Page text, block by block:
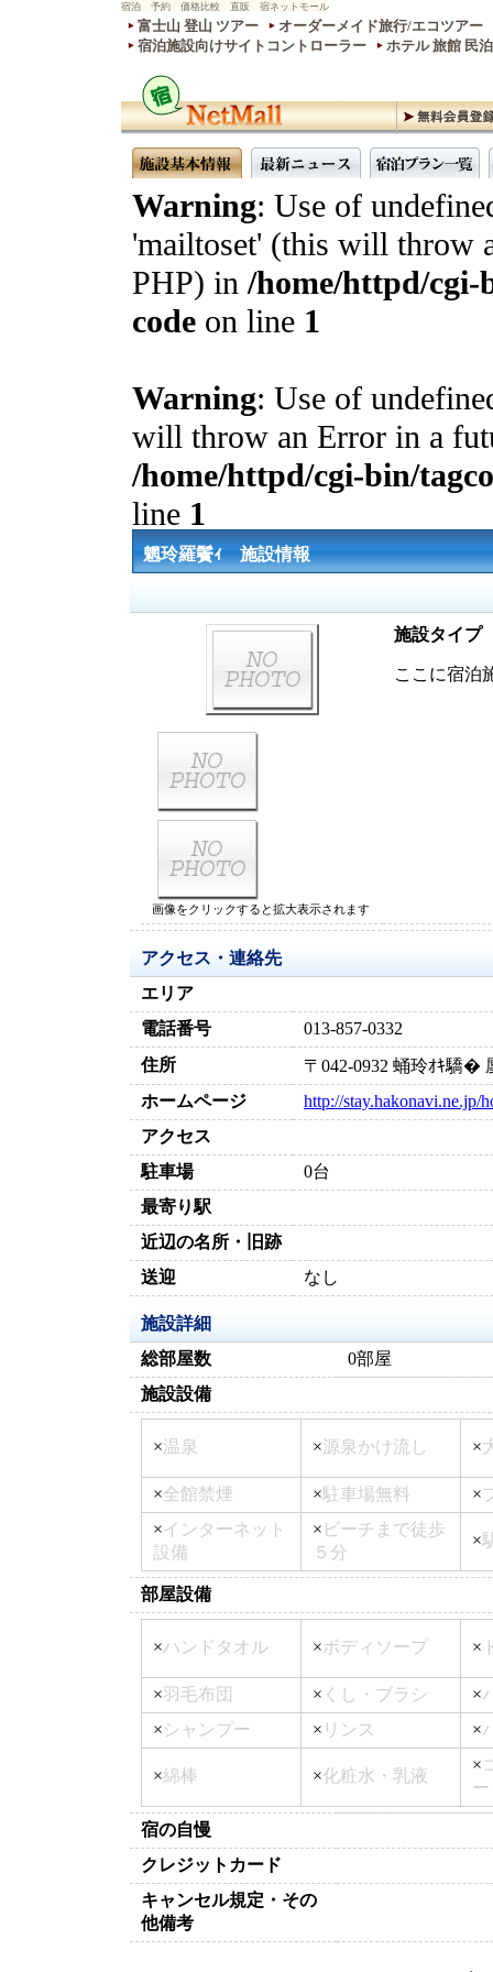
宿泊 予約 価格比較 直販 宿ネットモール
富士山 登山 ツアー
オーダーメイド旅行/エコツアー
宿泊施設向けサイトコントローラー
ホテル 旅館 民
Warning: Use of
'mailtoset' (this will throw
PHP) in/home/httpd/cgi-
code on line 1
Warning: Use of
will throw an Error in a
/home/httpd/cgi-bin/
line 1
魍玲羅鬢ｨ 施設情報
施設タイプ
ここに宿泊
画像をクリックすると拡大表示されます
アクセス・連絡先
エリア
電話番号
013-857-0332
住所
〒042-0932 蛹玲ｵｷ驕
ホームページ
http://stay.hakonavi.ne.jp/
アクセス
駐車場
0台
最寄り駅
近辺の名所・旧跡
送迎
なし
施設詳細
総部屋数
0部屋
施設設備
×温泉 ×源泉かけ流し ×
×全館禁煙 ×駐車場無料 ×
×インターネット
設備
× ビーチまで徒歩
５分
×
部屋設備
×ハンドタオル ×ボディソープ ×
×羽毛布団 × くし・ブラシ ×
×シャンプー × リンス ×
×綿棒 ×化粧水・乳液
×
ー
宿の自慢
クレジットカード
キャンセル規定・その
他備考